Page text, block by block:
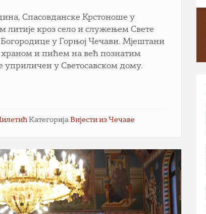
Спасовданске Крстоноше у
литије кроз село и служењем Свете
у Горњој Чечави. Мјештани
храном и пићем на већ познатим
уприличен у Светосавском дому.
КатегоријаВијести из Чечаве